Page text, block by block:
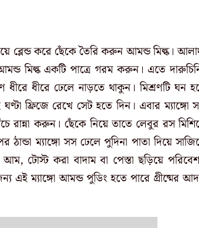
ব্লেন্ড করে ছেঁকে তৈরি করুন আমন্ড মিল্ক।
মিল্ক একটি পাত্রে গরম করুন। এতে
ধীরে ধীরে ঢেলে নাড়তে থাকুন। মিশ্রণটি ঘন
ফ্রিজে রেখে সেট হতে দিন। এবার ম্যাঙ্গো
রান্না করুন। ছেঁকে নিয়ে তাতে লেবুর রস
ম্যাঙ্গো সস ঢেলে পুদিনা পাতা দিয়ে
টোস্ট করা বাদাম বা পেস্তা ছড়িয়ে
এই ম্যাঙ্গো আমন্ড পুডিং হতে পারে গ্রীষ্মের